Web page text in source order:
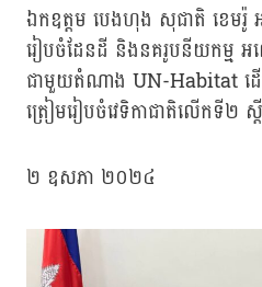
ឯកឧត្ដម បេងហុង សុជាតិ ខេមរ៉ូ អ
រៀបចំដែនដី និងនគរូបនីយកម្ម អញ្
ជាមួយតំណាង UN-Habitat ដើម្
ត្រៀមរៀបចំវេទិកាជាតិលើកទី២
២ ឧសភា ២០២៤